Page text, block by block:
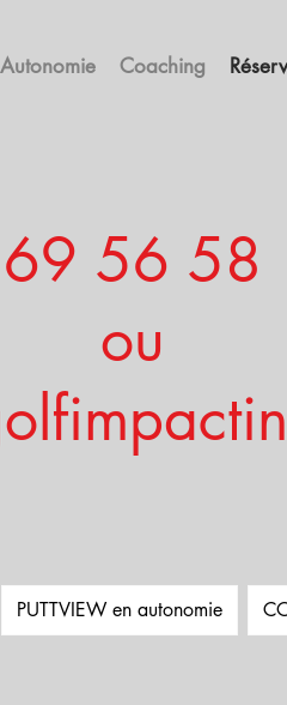
Coaching
56 58
ou
PUTTVIEW en autonomie